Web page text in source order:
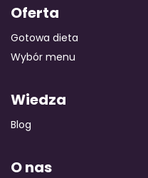
Oferta
Gotowa dieta
Wybór menu
Wiedza
Blog
O nas